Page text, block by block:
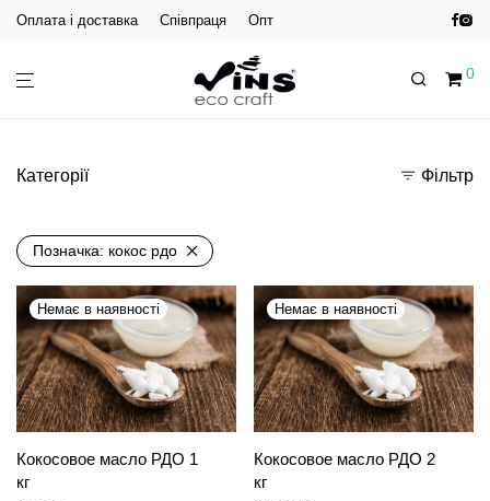
Оплата і доставка Співпраця Опт
0
Категорії Фільтр
Позначка: кокос рдо
Кокосовое масло РДО 1
кг
Кокосовое масло РДО 2
кг